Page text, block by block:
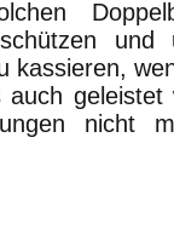
und
kassieren,
nicht